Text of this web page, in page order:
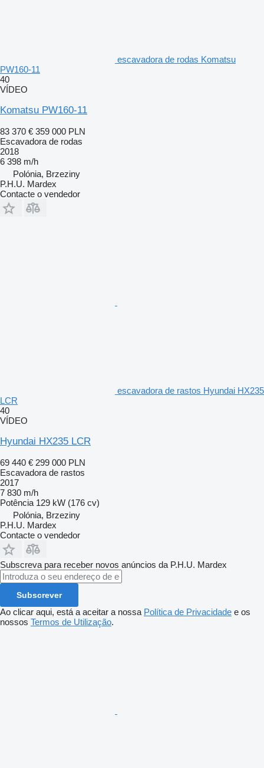
escavadora de rodas Komatsu
PW160-11
40
VÍDEO
Komatsu PW160-11
83 370 € 359 000 PLN
Escavadora de rodas
2018
6 398 m/h
Polónia, Brzeziny
P.H.U. Mardex
Contacte o vendedor
escavadora de rastos Hyundai HX235
LCR
40
VÍDEO
Hyundai HX235 LCR
69 440 € 299 000 PLN
Escavadora de rastos
2017
7 830 m/h
Potência 129 kW (176 cv)
Polónia, Brzeziny
P.H.U. Mardex
Contacte o vendedor
Subscreva para receber novos anúncios da P.H.U. Mardex
Subscrever
Ao clicar aqui, está a aceitar a nossa Política de Privacidade e os
nossos Termos de Utilização.